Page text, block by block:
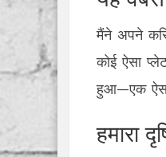
मैंने अपने
कोई ऐसा
हुआ—एक ऐसा
हमारा